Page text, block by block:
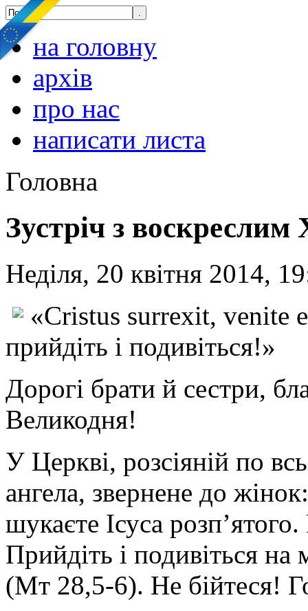
на головну
архів
про нас
написати листа
Головна
Зустріч з воскреслим
Неділя, 20 квітня 2014,
«Cristus surrexit, venite
прийдіть і подивіться!»
Дорогі брати й сестри,
Великодня!
У Церкві, розсіяній по
ангела, звернене до
шукаєте Ісуса
Прийдіть і подивіться
(Мт 28,5-6). Не бійтеся!